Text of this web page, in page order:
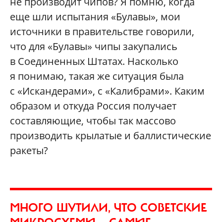
еще шли испытания «Булавы», мои
источники в правительстве говорили,
что для «Булавы» чипы закупались
в Соединенных Штатах. Насколько
я понимаю, такая же ситуация была
с «Искандерами», с «Калибрами». Каким
образом и откуда Россия получает
составляющие, чтобы так массово
производить крылатые и баллистические
ракеты?
МНОГО ШУТИЛИ, ЧТО СОВЕТСКИЕ